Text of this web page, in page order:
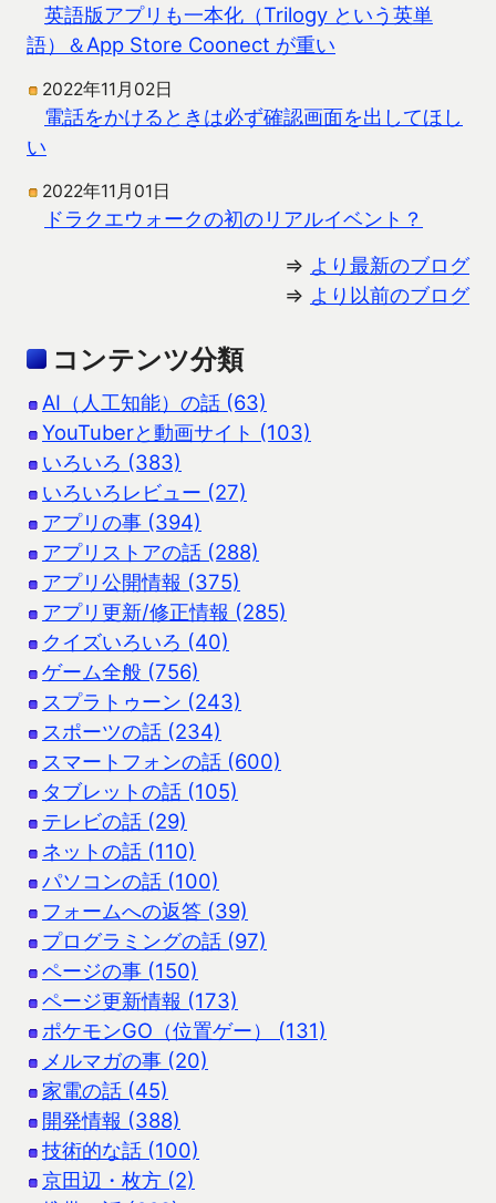
英語版アプリも一本化（Trilogy という英単
語）＆App Store Coonect が重い
2022年11月02日
電話をかけるときは必ず確認画面を出してほし
い
2022年11月01日
ドラクエウォークの初のリアルイベント？
⇒ より最新のブログ
⇒ より以前のブログ
コンテンツ分類
AI（人工知能）の話 (63)
YouTuberと動画サイト (103)
いろいろ (383)
いろいろレビュー (27)
アプリの事 (394)
アプリストアの話 (288)
アプリ公開情報 (375)
アプリ更新/修正情報 (285)
クイズいろいろ (40)
ゲーム全般 (756)
スプラトゥーン (243)
スポーツの話 (234)
スマートフォンの話 (600)
タブレットの話 (105)
テレビの話 (29)
ネットの話 (110)
パソコンの話 (100)
フォームへの返答 (39)
プログラミングの話 (97)
ページの事 (150)
ページ更新情報 (173)
ポケモンGO（位置ゲー） (131)
メルマガの事 (20)
家電の話 (45)
開発情報 (388)
技術的な話 (100)
京田辺・枚方 (2)